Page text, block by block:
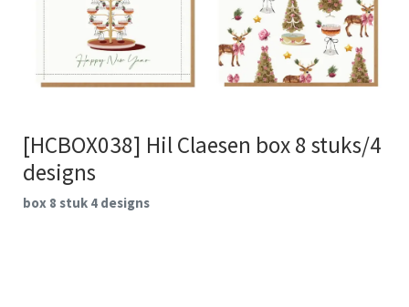
[HCBOX038] Hil Claesen box 8 stuks/4
designs
box 8 stuk 4 designs